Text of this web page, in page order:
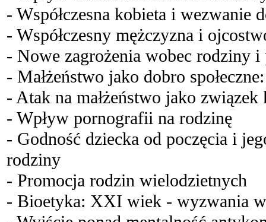
- Współczesna kobieta i wezwanie
- Współczesny mężczyzna i
- Nowe zagrożenia wobec rodziny i
- Małżeństwo jako dobro
- Atak na małżeństwo jako
- Wpływ pornografii na rodzinę
- Godność dziecka od poczęcia i
rodziny
- Promocja rodzin wielodzietnych
- Bioetyka: XXI wiek - wyzwania